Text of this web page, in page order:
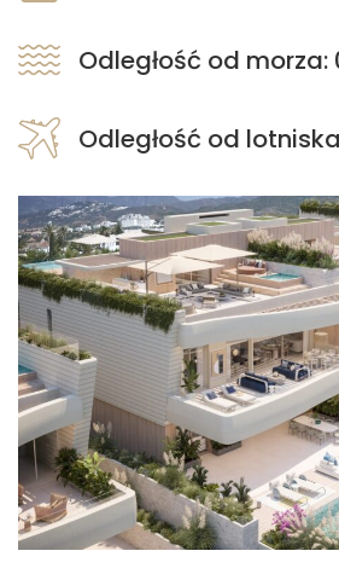
Odległość od morza:
Odległość od